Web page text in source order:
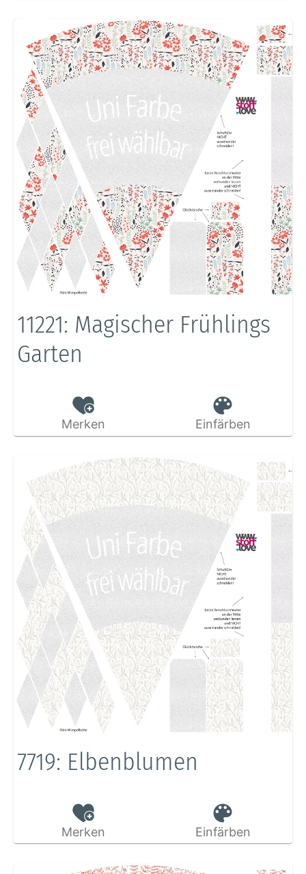
11221: Magischer Frühlings
Garten
Merken Einfärben
7719: Elbenblumen
Merken Einfärben